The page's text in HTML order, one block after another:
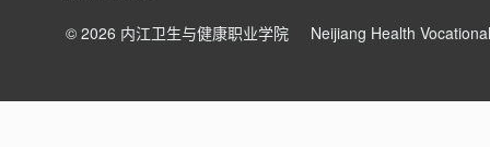
© 2026 内江卫生与健康职业学院 Neijiang Health